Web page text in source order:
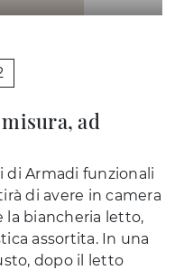
ad
di Armadi funzionali
di avere in camera
la biancheria letto,
assortita. In una
dopo il letto